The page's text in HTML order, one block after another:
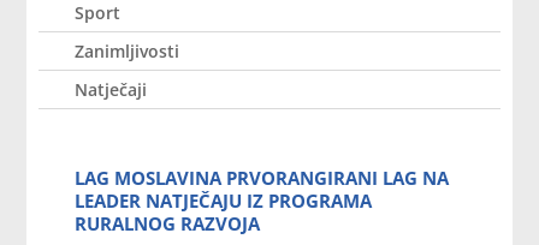
Sport
Zanimljivosti
Natječaji
LAG MOSLAVINA PRVORANGIRANI LAG NA
LEADER NATJEČAJU IZ PROGRAMA
RURALNOG RAZVOJA